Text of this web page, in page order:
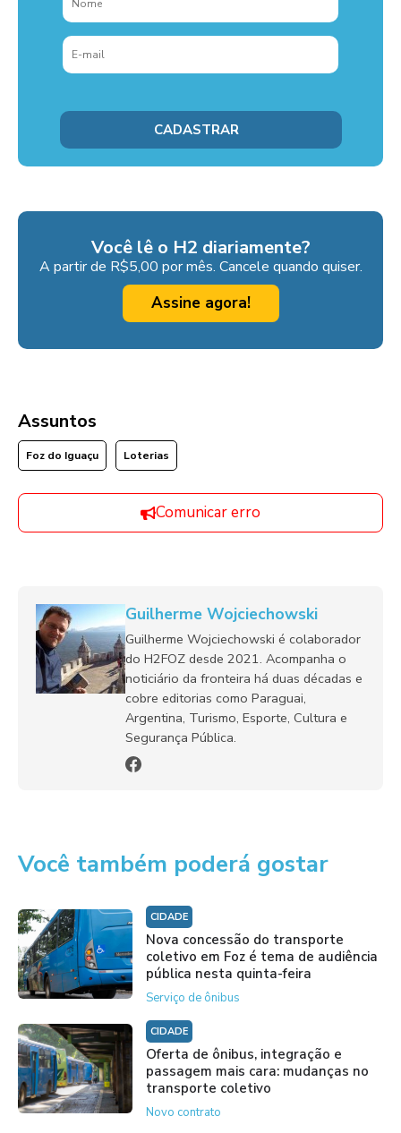
Você lê o H2 diariamente?
A partir de R$5,00 por mês. Cancele quando quiser.
Assine agora!
Assuntos
Foz do Iguaçu Loterias
Comunicar erro
Guilherme Wojciechowski
Guilherme Wojciechowski é colaborador
do H2FOZ desde 2021. Acompanha o
noticiário da fronteira há duas décadas e
cobre editorias como Paraguai,
Argentina, Turismo, Esporte, Cultura e
Segurança Pública.
Você também poderá gostar
CIDADE
Nova concessão do transporte
coletivo em Foz é tema de audiência
pública nesta quinta-feira
Serviço de ônibus
CIDADE
Oferta de ônibus, integração e
passagem mais cara: mudanças no
transporte coletivo
Novo contrato